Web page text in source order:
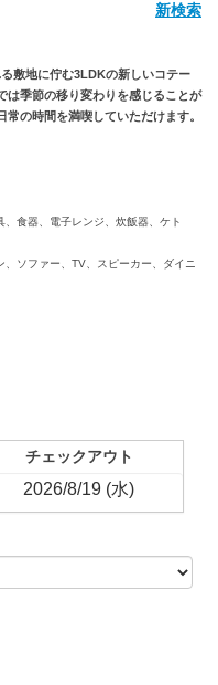
新検索
敷地に佇む3LDKの新しいコテー
は季節の移り変わりを感じることが
の時間を満喫していただけます。
食器、電子レンジ、炊飯器、ケト
ソファー、TV、スピーカー、ダイニ
チェックアウト